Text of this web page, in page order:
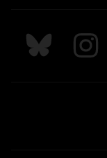
Suivez nous